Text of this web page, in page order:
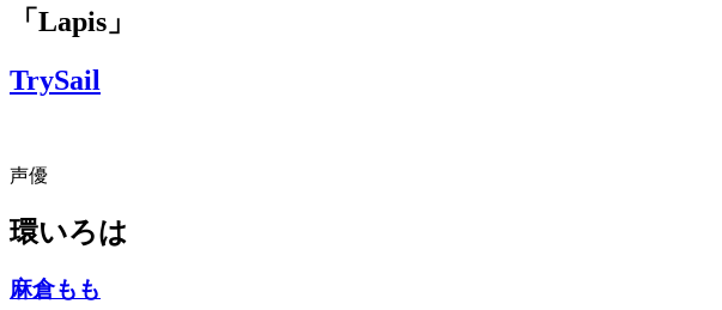
「Lapis」
TrySail
声優
環いろは
麻倉もも